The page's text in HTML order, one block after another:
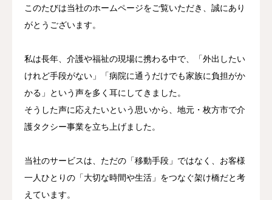
このたびは当社のホームページをご覧いただき、誠にあり
がとうございます。
私は長年、介護や福祉の現場に携わる中で、「外出したい
けれど手段がない」「病院に通うだけでも家族に負担がか
かる」という声を多く耳にしてきました。
そうした声に応えたいという思いから、地元・枚方市で介
護タクシー事業を立ち上げました。
当社のサービスは、ただの「移動手段」ではなく、お客様
一人ひとりの「大切な時間や生活」をつなぐ架け橋だと考
えています。